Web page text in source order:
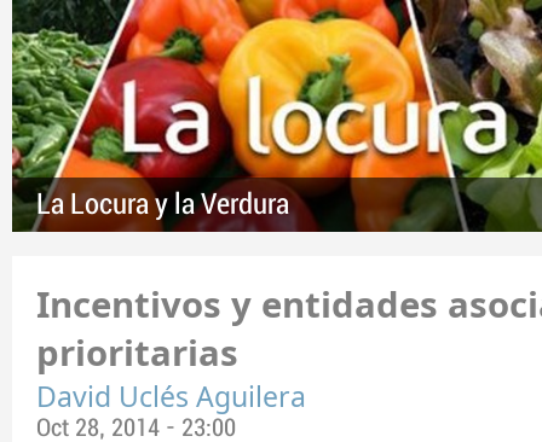
La Locura y la Verdura
Incentivos y entidades
prioritarias
David Uclés Aguilera
Oct 28, 2014 - 23:00